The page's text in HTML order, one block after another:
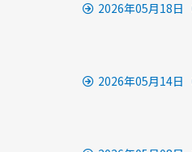
2026年05月18日（
2026年05月14日（